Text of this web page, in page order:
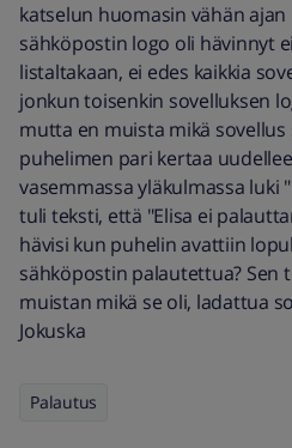
katselun huomasin vähän
sähköpostin logo oli hävinnyt
listaltakaan, ei edes kaikkia
jonkun toisenkin sovelluksen
mutta en muista mikä sovellus
puhelimen pari kertaa
vasemmassa yläkulmassa luki
tuli teksti, että "Elisa ei
hävisi kun puhelin avattiin
sähköpostin palautettua? Sen
muistan mikä se oli, ladattua
Jokuska
Palautus